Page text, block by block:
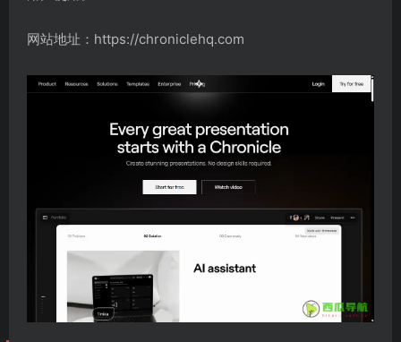
网站地址：https://chroniclehq.com